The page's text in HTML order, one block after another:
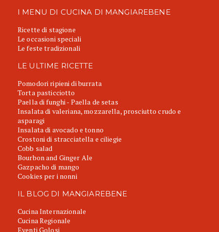
I MENU DI CUCINA DI MANGIAREBENE
Ricette di stagione
Le occasioni speciali
Le feste tradizionali
LE ULTIME RICETTE
Pomodori ripieni di burrata
Torta pasticciotto
Paella di funghi - Paella de setas
Insalata di valeriana, mozzarella, prosciutto crudo e
asparagi
Insalata di avocado e tonno
Crostoni di stracciatella e ciliegie
Cobb salad
Bourbon and Ginger Ale
Gazpacho di mango
Cookies per i nonni
IL BLOG DI MANGIAREBENE
Cucina Internazionale
Cucina Regionale
Eventi Golosi